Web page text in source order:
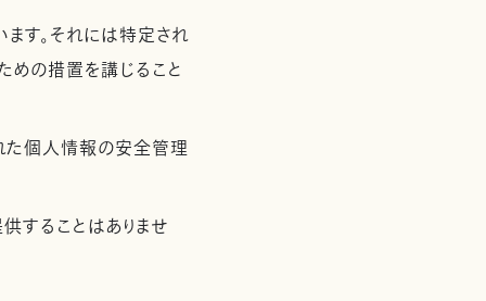
す。それには特定され
の措置を講じること
た個人情報の安全管理
することはありませ